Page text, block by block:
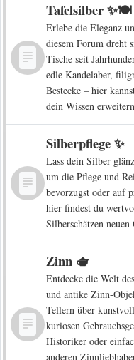
Tafelsilber ✨🍽️
Erlebe die Eleganz
diesem Forum dreht
Tische seit
edle Kandelaber,
Bestecke – hier
dein Wissen
Silberpflege ✨
Lass dein Silber
um die Pflege und
bevorzugst oder auf
hier findest du
Silberschätzen
Zinn 🫖
Entdecke die Welt
und antike Zinn-
Tellern über
kuriosen
Historiker oder
anderen